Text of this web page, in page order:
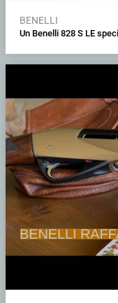
BENELLI
Un Benelli 828 S LE